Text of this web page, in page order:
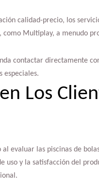
calidad-precio, los
Multiplay, a menudo
contactar directamente
especiales.
Los
evaluar las piscinas de
uso y la satisfacción del